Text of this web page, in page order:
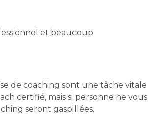
et beaucoup
de coaching sont une tâche vitale
certifié, mais si personne ne vous
seront gaspillées.